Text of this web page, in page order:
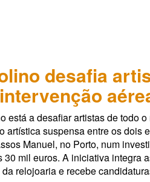
desafia
está a desafiar artistas de todo
artística suspensa entre os dois
Manuel, no Porto, num
30 mil euros. A iniciativa integra
relojoaria e recebe